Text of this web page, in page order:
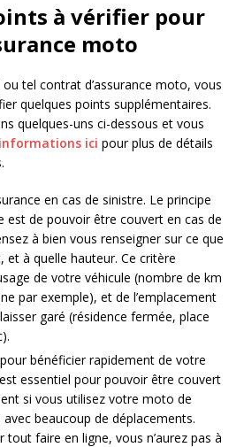
à vérifier pour
moto
tel contrat d’assurance moto, vous
quelques points supplémentaires.
quelques-uns ci-dessous et vous
ici pour plus de détails
en cas de sinistre. Le principe
est de pouvoir être couvert en cas de
à bien vous renseigner sur ce que
à quelle hauteur. Ce critère
de votre véhicule (nombre de km
par exemple), et de l’emplacement
garé (résidence fermée, place
bénéficier rapidement de votre
essentiel pour pouvoir être couvert
si vous utilisez votre moto de
beaucoup de déplacements.
tout faire en ligne, vous n’aurez pas à